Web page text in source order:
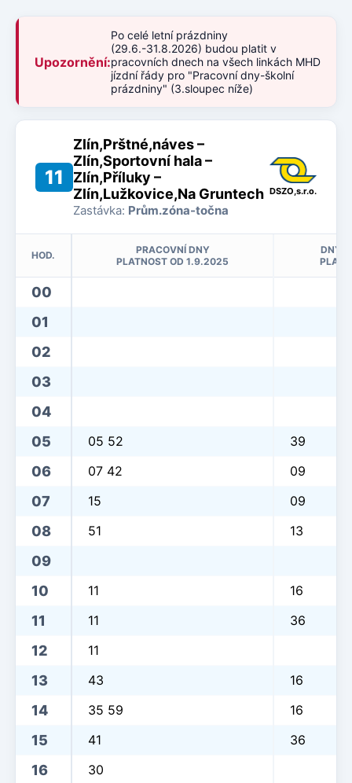
Upozornění:
Po celé letní prázdniny
(29.6.-31.8.2026) budou platit v
pracovních dnech na všech linkách MHD
jízdní řády pro "Pracovní dny-školní
prázdniny" (3.sloupec níže)
11
Zlín,Prštné,náves –
Zlín,Sportovní hala –
Zlín,Příluky –
Zlín,Lužkovice,Na Gruntech
Zastávka: Prům.zóna-točna
DSZO,s.r.o.
HOD.
PRACOVNÍ DNY
PLATNOST OD 1.9.2025
DNY
00
01
02
03
04
05
05 52 39
06 07 42 09
07 15 09
08 51 13
09
10
11 16
11 11 36
12 11
13 43 16
14 35 59 16
15 41 36
16 30